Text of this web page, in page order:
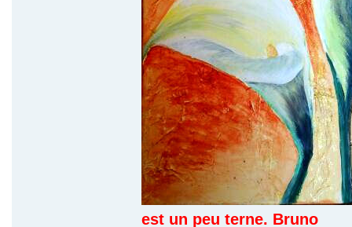
est un peu terne. Bruno